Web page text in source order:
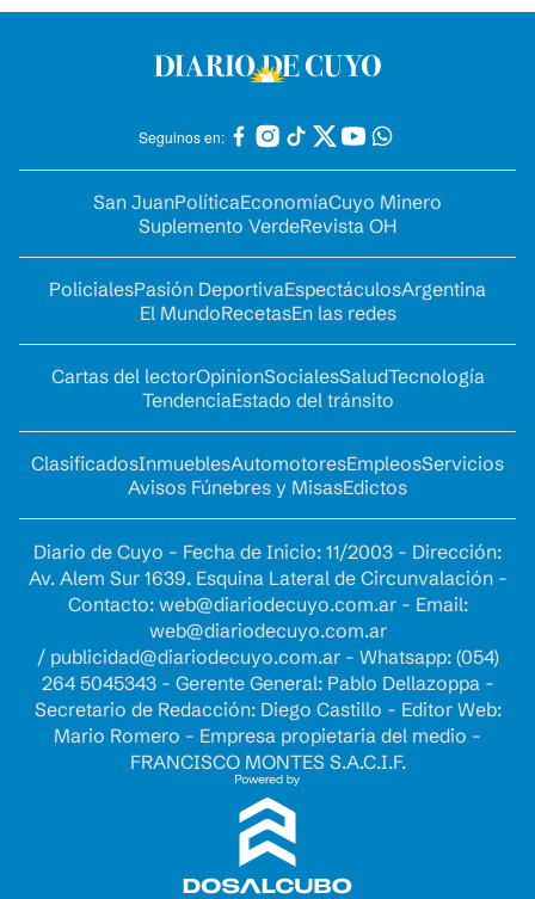
Seguinos en:
San JuanPolíticaEconomíaCuyo Minero
Suplemento VerdeRevista OH
PolicialesPasión DeportivaEspectáculosArgentina
El MundoRecetasEn las redes
Cartas del lectorOpinionSocialesSaludTecnología
TendenciaEstado del tránsito
ClasificadosInmueblesAutomotoresEmpleosServicios
Avisos Fúnebres y MisasEdictos
Diario de Cuyo - Fecha de Inicio: 11/2003 - Dirección:
Av. Alem Sur 1639. Esquina Lateral de Circunvalación -
Contacto: web@diariodecuyo.com.ar- Email:
web@diariodecuyo.com.ar
/ publicidad@diariodecuyo.com.ar- Whatsapp: (054)
264 5045343 - Gerente General: Pablo Dellazoppa -
Secretario de Redacción: Diego Castillo - Editor Web:
Mario Romero - Empresa propietaria del medio -
FRANCISCO MONTES S.A.C.I.F.